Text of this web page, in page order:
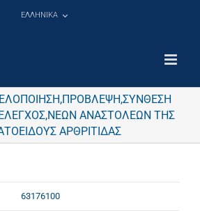
ΕΛΛΗΝΙΚΑ
ΕΛΕΓΧΟΣ,ΝΕΩΝ ΑΝΑΣΤΟΛΕΩΝ ΤΗΣ
ΑΡΘΡΙΤΙΔΑΣ
63176100